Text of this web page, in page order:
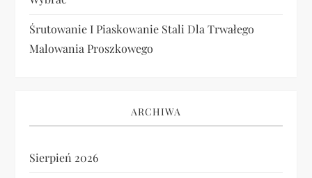
Śrutowanie I Piaskowanie Stali Dla Trwałego
Malowania Proszkowego
ARCHIWA
Sierpień 2026